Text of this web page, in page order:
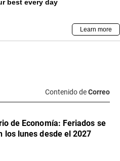
Contenido deCorreo
de Economía: Feriados se
los lunes desde el 2027